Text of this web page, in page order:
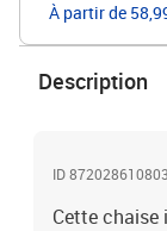
À partir de
Description
ID
Cette